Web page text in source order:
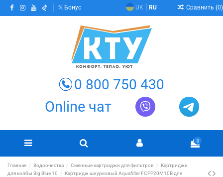
Бонус UK RU Сравнить (0)
0 800 750 430
Online чат
0
Главная Водоочистка Сменные картриджи для фильтров
Картриджи
для колбы Big Blue 10
Картридж шнурковый Aquafilter FCPP20M10B для